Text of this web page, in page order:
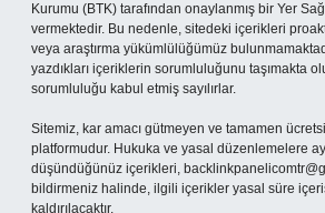
Kurumu (BTK) tarafından onaylanmış bir Yer
vermektedir. Bu nedenle, sitedeki içerikleri
veya araştırma yükümlülüğümüz
yazdıkları içeriklerin sorumluluğunu taşımakta
sorumluluğu kabul etmiş sayılırlar.
Sitemiz, kar amacı gütmeyen ve tamamen
platformudur. Hukuka ve yasal düzenlemelere
düşündüğünüz içerikleri,
bildirmeniz halinde, ilgili içerikler yasal süre
kaldırılacaktır.